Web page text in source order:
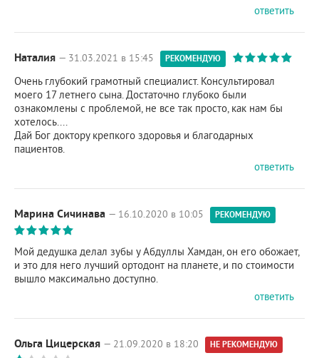
ответить
Наталия — 31.03.2021 в 15:45 РЕКОМЕНДУЮ
Очень глубокий грамотный специалист. Консультировал
моего 17 летнего сына. Достаточно глубоко были
ознакомлены с проблемой, не все так просто, как нам бы
хотелось....
Дай Бог доктору крепкого здоровья и благодарных
пациентов.
ответить
Марина Сичинава — 16.10.2020 в 10:05 РЕКОМЕНДУЮ
Мой дедушка делал зубы у Абдуллы Хамдан, он его обожает,
и это для него лучший ортодонт на планете, и по стоимости
вышло максимально доступно.
ответить
Ольга Цицерская — 21.09.2020 в 18:20 НЕ РЕКОМЕНДУЮ